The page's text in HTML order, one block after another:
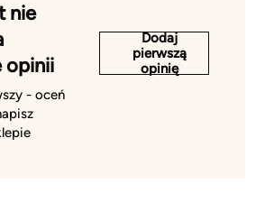
nie
opinii
- oceń
Dodaj
pierwszą
opinię